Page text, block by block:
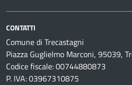
CONTATTI
Comune di Trecastagni
Piazza Guglielmo Marconi, 95039,
Codice fiscale: 00744880873
P. IVA: 03967310875